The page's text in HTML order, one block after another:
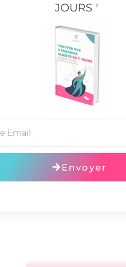
JOURS"
Envoyer